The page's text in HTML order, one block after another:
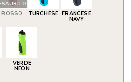
ROSSO TURCHESE FRANCESE
NAVY
VERDE
NEON